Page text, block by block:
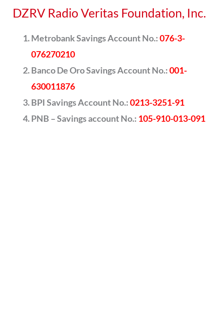
DZRV Radio Veritas Foundation, Inc.
Metrobank Savings Account No.:076-3-
076270210
Banco De Oro Savings Account No.:001-
630011876
BPI Savings Account No.:0213-3251-91
PNB – Savings account No.: 105-910-013-091